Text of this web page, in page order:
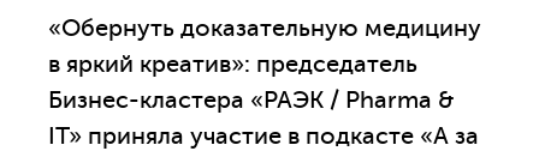
«Обернуть доказательную медицину
в яркий креатив»: председатель
Бизнес-кластера «РАЭК / Pharma &
IT» приняла участие в подкасте «А за